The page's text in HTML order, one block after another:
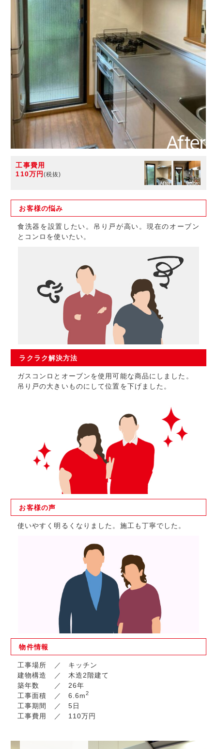
工事費用
110万円 (税抜)
お客様の悩み
食洗器を設置したい。吊り戸が高い。現在のオーブン
とコンロを使いたい。
ラクラク解決方法
ガスコンロとオーブンを使用可能な商品にしました。
吊り戸の大きいものにして位置を下げました。
お客様の声
使いやすく明るくなりました。施工も丁寧でした。
物件情報
工事場所
キッチン
建物構造
木造2階建て
築年数
26年
工事面積
6.6m2
工事期間
5日
工事費用
110万円